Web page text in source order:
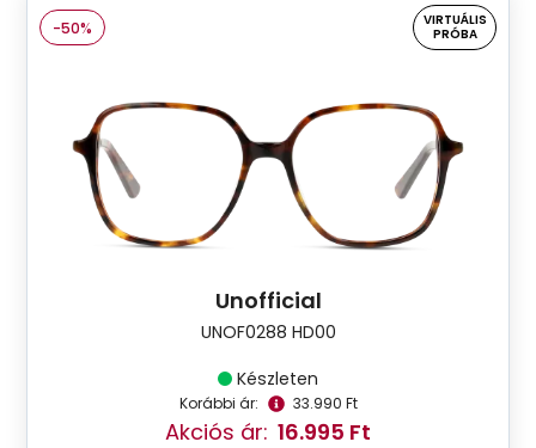
-50%
VIRTUÁLIS
PRÓBA
Unofficial
UNOF0288 HD00
Készleten
Korábbi ár: 33.990 Ft
Akciós ár: 16.995 Ft